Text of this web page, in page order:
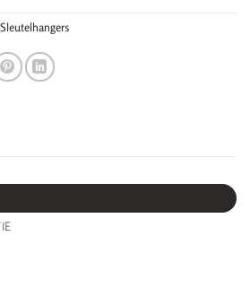
Sleutelhangers